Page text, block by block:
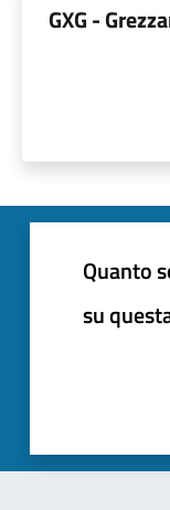
GXG -
Quanto
su